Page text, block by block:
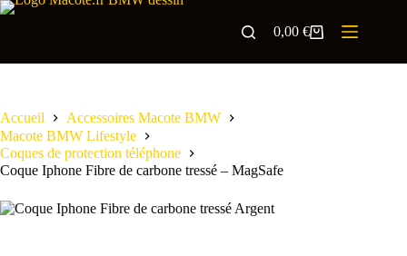
0,00€
Accueil
Accessoires Macote BMW
Macote BMW Lifestyle
Coques de protection téléphone
Coque Iphone Fibre de carbone tressé – MagSafe